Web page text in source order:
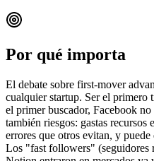
Por qué importa
El debate sobre first-mover
cualquier startup. Ser el primero
el primer buscador, Facebook
también riesgos: gastas recursos
errores que otros evitan, y
Los "fast followers" (seguidores